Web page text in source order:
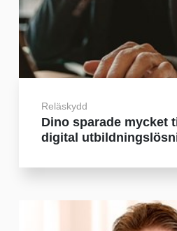
Reläskydd
Dino sparade mycket
digital